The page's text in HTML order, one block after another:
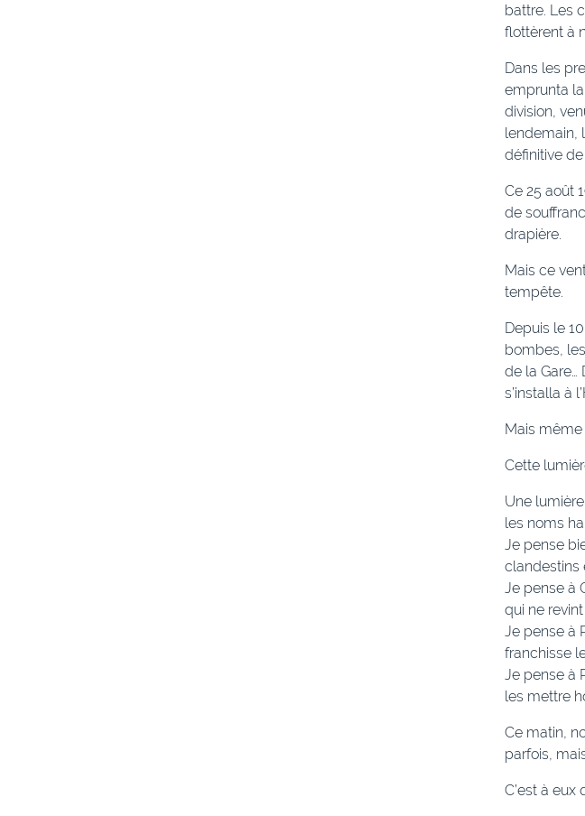
battre. Les
flottèrent à
Dans les
emprunta
division,
lendemain,
définitive
Ce 25 août
de
drapière.
Mais ce
tempête.
Depuis le
bombes,
de la Gare…
s’installa à
Mais même
Cette
Une
les noms
Je pense
clandestins
Je pense à
qui ne
Je pense à
franchisse
Je pense à
les mettre
Ce matin,
parfois,
C’est à eux